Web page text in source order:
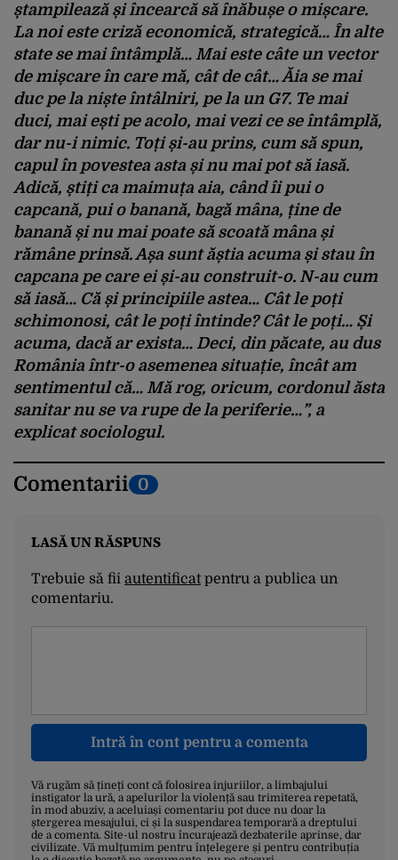
ștampilează și încearcă să înăbușe o mișcare.
La noi este criză economică, strategică… În alte
state se mai întâmplă… Mai este câte un vector
de mișcare în care mă, cât de cât… Ăia se mai
duc pe la niște întâlniri, pe la un G7. Te mai
duci, mai ești pe acolo, mai vezi ce se întâmplă,
dar nu-i nimic. Toți și-au prins, cum să spun,
capul în povestea asta și nu mai pot să iasă.
Adică, știți ca maimuța aia, când îi pui o
capcană, pui o banană, bagă mâna, ține de
banană și nu mai poate să scoată mâna și
rămâne prinsă. Așa sunt ăștia acuma și stau în
capcana pe care ei și-au construit-o. N-au cum
să iasă… Că și principiile astea… Cât le poți
schimonosi, cât le poți întinde? Cât le poți… Și
acuma, dacă ar exista… Deci, din păcate, au dus
România într-o asemenea situație, încât am
sentimentul că… Mă rog, oricum, cordonul ăsta
sanitar nu se va rupe de la periferie…”, a
explicat sociologul.
Comentarii 0
LASĂ UN RĂSPUNS
Trebuie să fii autentificatpentru a publica un
comentariu.
Intră în cont pentru a comenta
Vă rugăm să țineți cont că folosirea injuriilor, a limbajului
instigator la ură, a apelurilor la violență sau trimiterea repetată,
în mod abuziv, a aceluiași comentariu pot duce nu doar la
ștergerea mesajului, ci și la suspendarea temporară a dreptului
de a comenta. Site-ul nostru încurajează dezbaterile aprinse, dar
civilizate. Vă mulțumim pentru înțelegere și pentru contribuția